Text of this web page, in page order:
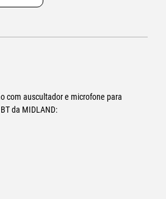
com auscultador e microfone para
da MIDLAND: